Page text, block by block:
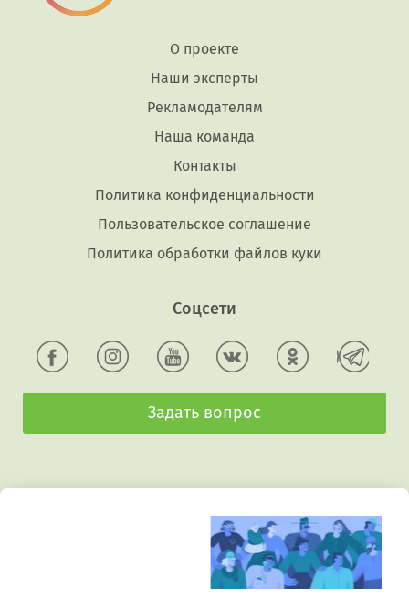
О проекте
Наши эксперты
Рекламодателям
Наша команда
Контакты
Политика конфиденциальности
Пользовательское соглашение
Политика обработки файлов куки
Соцсети
Задать вопрос